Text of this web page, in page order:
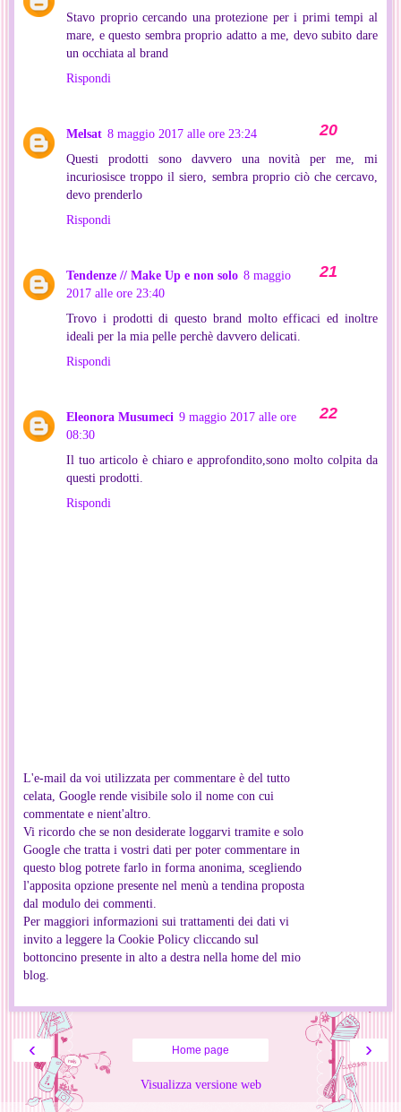
Stavo proprio cercando una protezione per i primi tempi al
mare, e questo sembra proprio adatto a me, devo subito dare
un occhiata al brand
Rispondi
Melsat 8 maggio 2017 alle ore 23:24
Questi prodotti sono davvero una novità per me, mi
incuriosisce troppo il siero, sembra proprio ciò che cercavo,
devo prenderlo
Rispondi
Tendenze // Make Up e non solo 8 maggio
2017 alle ore 23:40
Trovo i prodotti di questo brand molto efficaci ed inoltre
ideali per la mia pelle perchè davvero delicati.
Rispondi
Eleonora Musumeci 9 maggio 2017 alle ore
08:30
Il tuo articolo è chiaro e approfondito,sono molto colpita da
questi prodotti.
Rispondi
L'e-mail da voi utilizzata per commentare è del tutto
celata, Google rende visibile solo il nome con cui
commentate e nient'altro.
Vi ricordo che se non desiderate loggarvi tramite e solo
Google che tratta i vostri dati per poter commentare in
questo blog potrete farlo in forma anonima, scegliendo
l'apposita opzione presente nel menù a tendina proposta
dal modulo dei commenti.
Per maggiori informazioni sui trattamenti dei dati vi
invito a leggere la Cookie Policy cliccando sul
bottoncino presente in alto a destra nella home del mio
blog.
‹ ›
Home page
Visualizza versione web